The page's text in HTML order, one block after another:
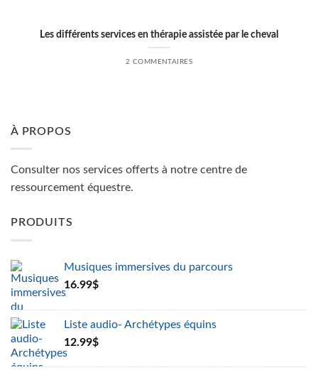
Les différents services en thérapie assistée par le cheval
2 COMMENTAIRES
À PROPOS
Consulter nos services offerts à notre centre de
ressourcement équestre.
PRODUITS
Musiques immersives du parcours
16.99$
Liste audio- Archétypes équins
12.99$